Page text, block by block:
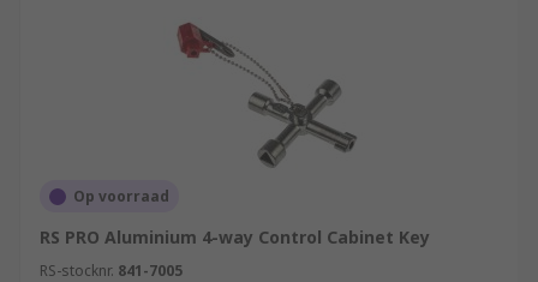
Op voorraad
RS PRO Aluminium 4-way Control Cabinet Key
RS-stocknr. 841-7005